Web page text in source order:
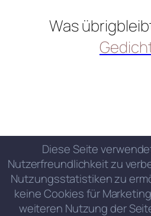
Was
Diese Seite
Nutzerfreundlichkeit zu
Nutzungsstatistiken zu
keine Cookies für
weiteren Nutzung der